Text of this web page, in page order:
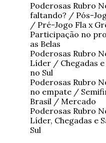
Poderosas Rubro
faltando? / Pós-
/ Pré-Jogo Fla x
Participação no
as Belas
Poderosas Rubro
Líder / Chegadas
no Sul
Poderosas Rubro
no empate /
Brasil / Mercado
Poderosas Rubro
Líder, Chegadas e
Sul